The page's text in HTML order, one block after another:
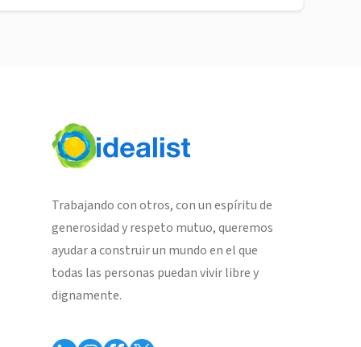
Trabajando con otros, con un espíritu de
generosidad y respeto mutuo, queremos
ayudar a construir un mundo en el que
todas las personas puedan vivir libre y
dignamente.